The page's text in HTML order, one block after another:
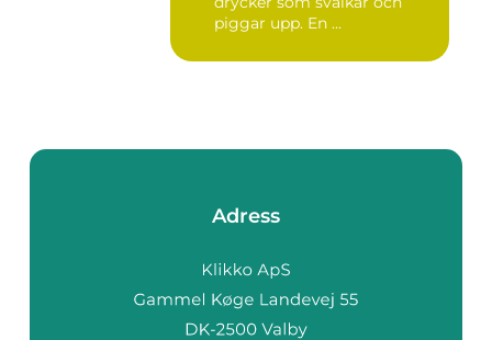
piggar upp. En ...
Adress